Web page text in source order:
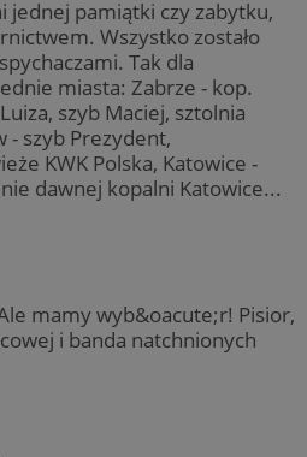
jednej pamiątki czy zabytku,
Wszystko zostało
Tak dla
miasta: Zabrze - kop.
szyb Maciej, sztolnia
- szyb Prezydent,
KWK Polska, Katowice -
dawnej kopalni Katowice...
mamy wyb&oacute;r! Pisior,
i banda natchnionych